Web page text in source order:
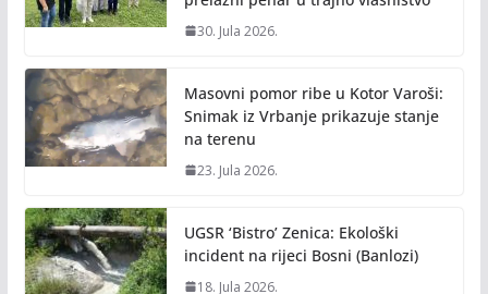
30. Jula 2026.
Masovni pomor ribe u Kotor Varoši:
Snimak iz Vrbanje prikazuje stanje
na terenu
23. Jula 2026.
UGSR ‘Bistro’ Zenica: Ekološki
incident na rijeci Bosni (Banlozi)
18. Jula 2026.